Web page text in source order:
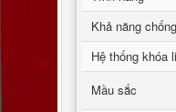
Khả năng
Hệ thống khóa
Mầu sắc